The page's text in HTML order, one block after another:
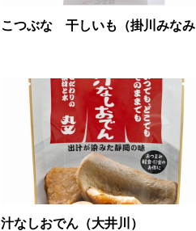
こつぶな 干しいも（掛川みなみ
汁なしおでん（大井川）